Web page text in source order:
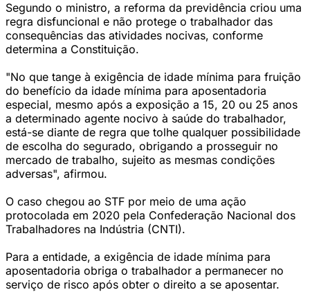
Segundo o ministro, a reforma da previdência criou uma
regra disfuncional e não protege o trabalhador das
consequências das atividades nocivas, conforme
determina a Constituição.
"No que tange à exigência de idade mínima para fruição
do benefício da idade mínima para aposentadoria
especial, mesmo após a exposição a 15, 20 ou 25 anos
a determinado agente nocivo à saúde do trabalhador,
está-se diante de regra que tolhe qualquer possibilidade
de escolha do segurado, obrigando a prosseguir no
mercado de trabalho, sujeito as mesmas condições
adversas", afirmou.
O caso chegou ao STF por meio de uma ação
protocolada em 2020 pela Confederação Nacional dos
Trabalhadores na Indústria (CNTI).
Para a entidade, a exigência de idade mínima para
aposentadoria obriga o trabalhador a permanecer no
serviço de risco após obter o direito a se aposentar.